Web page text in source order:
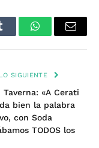
WhatsAppEmail
SIGUIENTE
Taverna: «A Cerati
bien la palabra
con Soda
TODOS los